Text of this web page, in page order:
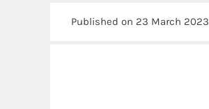
Published on 23 March 2023